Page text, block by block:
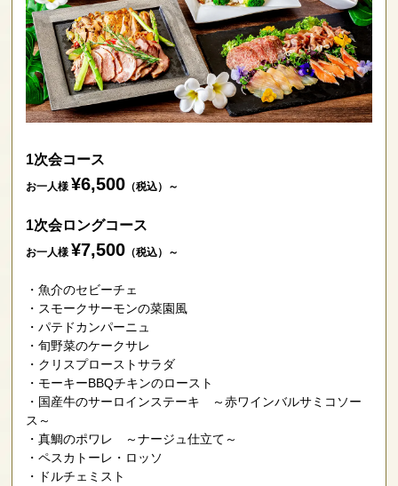
1次会コース
お一人様 ¥6,500 （税込）～
1次会ロングコース
お一人様 ¥7,500 （税込）～
魚介のセビーチェ
スモークサーモンの菜園風
パテドカンパーニュ
旬野菜のケークサレ
クリスプローストサラダ
モーキーBBQチキンのロースト
国産牛のサーロインステーキ ～赤ワインバルサミコソー
ス～
真鯛のポワレ ～ナージュ仕立て～
ペスカトーレ・ロッソ
ドルチェミスト